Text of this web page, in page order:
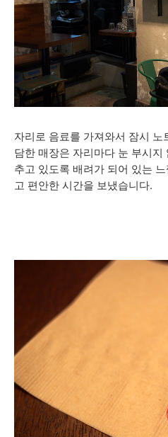
자리로 음료를 가져와서 잠시
담한 매장은 자리마다 눈 부시지
추고 있도록 배려가 되어 있는
고 편안한 시간을 보냈습니다.